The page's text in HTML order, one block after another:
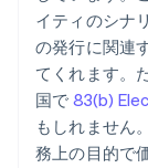
イティのシナ
の発行に関連
てくれます。
国で 83(b)
もしれません
務上の目的で